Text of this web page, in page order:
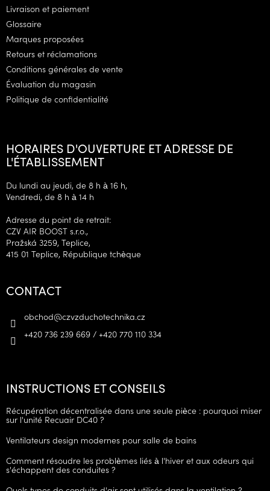
p
Livraison et paiement
Glossaire
Marques proposées
Retours et réclamations
Conditions générales de vente
Évaluation du magasin
Politique de confidentialité
HORAIRES D'OUVERTURE ET ADRESSE DE
L'ÉTABLISSEMENT
Du lundi au jeudi, de 8 h à 16 h,
Vendredi, de 8 h à 14 h
Adresse du point de retrait:
CZV AIR BOOST s.r.o.,
Pražská 3259, Teplice,
415 01 Teplice, République tchèque
CONTACT
obchod@czvzduchotechnika.cz
+420 736 239 669 / +420 770 110 334
INSTRUCTIONS ET CONSEILS
Récupération décentralisée dans une seule pièce : pourquoi miser
sur l'unité Recuair DC40 ?
Ventilateurs design modernes pour salle de bains
Comment résoudre les problèmes liés à l'hiver et aux odeurs qui
s'échappent des conduites ?